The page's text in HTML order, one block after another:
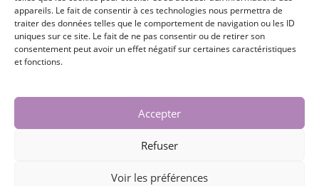
appareils. Le fait de consentir à ces technologies nous permettra de
traiter des données telles que le comportement de navigation ou les ID
uniques sur ce site. Le fait de ne pas consentir ou de retirer son
consentement peut avoir un effet négatif sur certaines caractéristiques
et fonctions.
Accepter
Refuser
Voir les préférences
Déclaration de confidentialité (UE)
Politique de cookies (UE)